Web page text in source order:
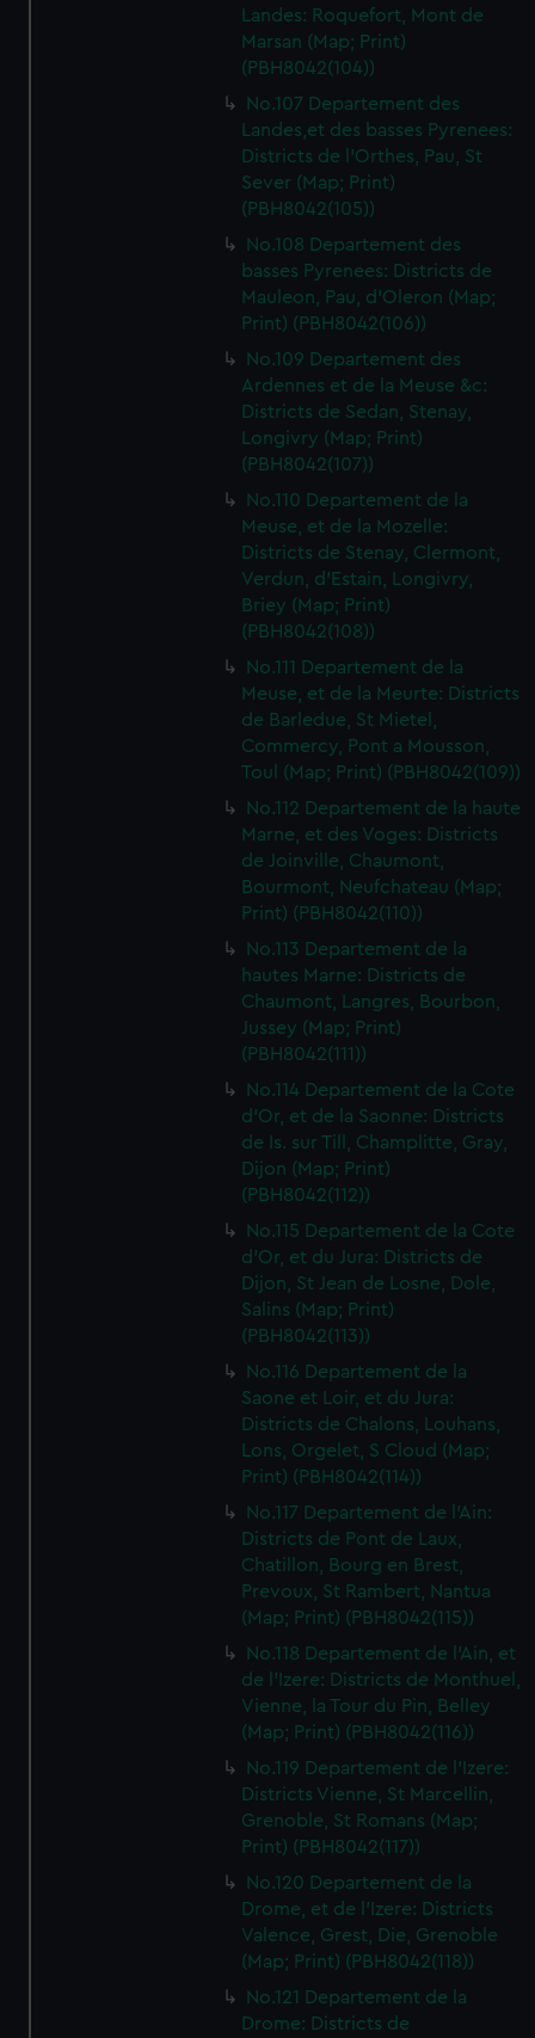
Landes: Roquefort, Mont de
Marsan (Map; Print)
(PBH8042(104))
No.107 Departement des
Landes,et des basses Pyrenees:
Districts de l'Orthes, Pau, St
Sever (Map; Print)
(PBH8042(105))
No.108 Departement des
basses Pyrenees: Districts de
Mauleon, Pau, d'Oleron (Map;
Print) (PBH8042(106))
No.109 Departement des
Ardennes et de la Meuse &c:
Districts de Sedan, Stenay,
Longivry (Map; Print)
(PBH8042(107))
No.110 Departement de la
Meuse, et de la Mozelle:
Districts de Stenay, Clermont,
Verdun, d'Estain, Longivry,
Briey (Map; Print)
(PBH8042(108))
No.111 Departement de la
Meuse, et de la Meurte: Districts
de Barledue, St Mietel,
Commercy, Pont a Mousson,
Toul (Map; Print) (PBH8042(109))
No.112 Departement de la haute
Marne, et des Voges: Districts
de Joinville, Chaumont,
Bourmont, Neufchateau (Map;
Print) (PBH8042(110))
No.113 Departement de la
hautes Marne: Districts de
Chaumont, Langres, Bourbon,
Jussey (Map; Print)
(PBH8042(111))
No.114 Departement de la Cote
d'Or, et de la Saonne: Districts
de Is. sur Till, Champlitte, Gray,
Dijon (Map; Print)
(PBH8042(112))
No.115 Departement de la Cote
d'Or, et du Jura: Districts de
Dijon, St Jean de Losne, Dole,
Salins (Map; Print)
(PBH8042(113))
No.116 Departement de la
Saone et Loir, et du Jura:
Districts de Chalons, Louhans,
Lons, Orgelet, S Cloud (Map;
Print) (PBH8042(114))
No.117 Departement de l'Ain:
Districts de Pont de Laux,
Chatillon, Bourg en Brest,
Prevoux, St Rambert, Nantua
(Map; Print) (PBH8042(115))
No.118 Departement de l'Ain, et
de l'Izere: Districts de Monthuel,
Vienne, la Tour du Pin, Belley
(Map; Print) (PBH8042(116))
No.119 Departement de l'Izere:
Districts Vienne, St Marcellin,
Grenoble, St Romans (Map;
Print) (PBH8042(117))
No.120 Departement de la
Drome, et de l'Izere: Districts
Valence, Grest, Die, Grenoble
(Map; Print) (PBH8042(118))
No.121 Departement de la
Drome: Districts de